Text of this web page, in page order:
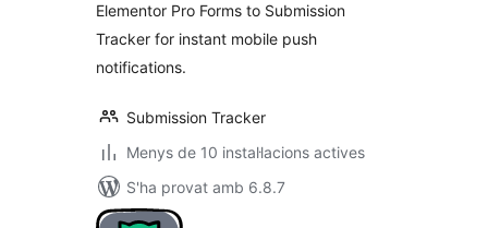
Elementor Pro Forms to Submission
Tracker for instant mobile push
notifications.
Submission Tracker
Menys de 10 instal·lacions actives
S'ha provat amb 6.8.7